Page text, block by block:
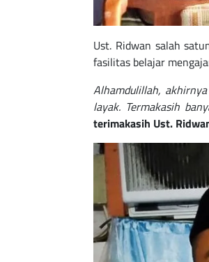
Ust. Ridwan salah
fasilitas belajar
Alhamdulillah,
layak. Termakasih
terimakasih Ust.